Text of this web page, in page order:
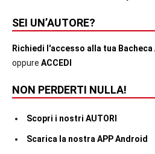
SEI UN’AUTORE?
Richiedi l'accesso alla tua
oppure ACCEDI
NON PERDERTI NULLA!
Scopri i nostri AUTORI
Scarica la nostra APP Android